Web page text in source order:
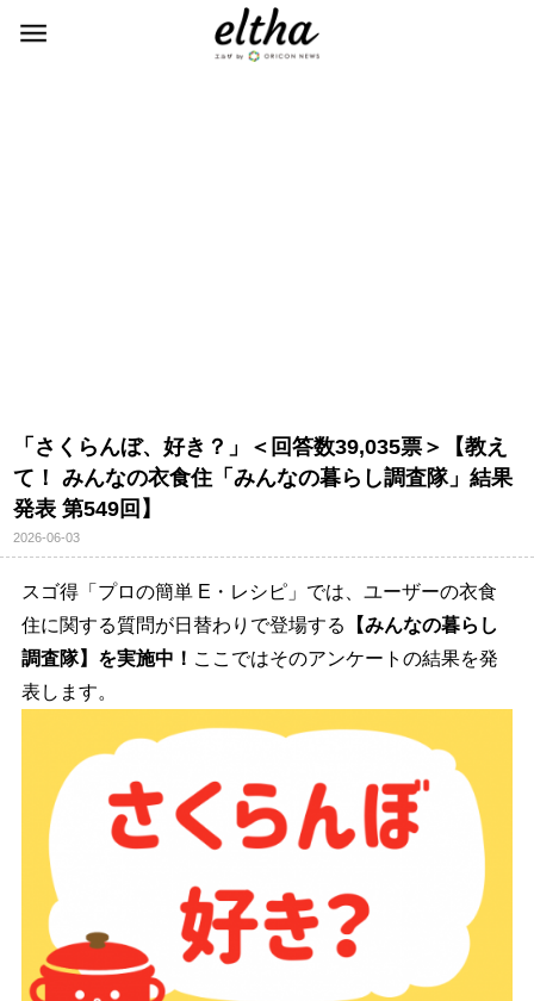
「さくらんぼ、好き？」＜回答数39,035票＞【教え
て！ みんなの衣食住「みんなの暮らし調査隊」結果
発表 第549回】
2026-06-03
スゴ得「プロの簡単 E・レシピ」では、ユーザーの衣食
住に関する質問が日替わりで登場する
【みんなの暮らし
調査隊】を実施中！ ここではそのアンケートの結果を発
表します。